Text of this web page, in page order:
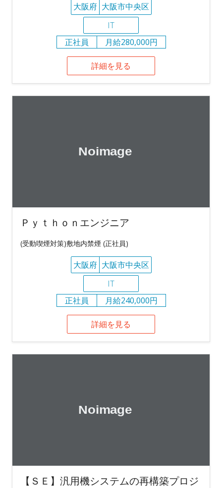
大阪府 大阪市中央区
IT
正社員
月給280,000円
詳細を見る
Ｐｙｔｈｏｎエンジニア
(受動喫煙対策)敷地内禁煙 (正社員)
大阪府 大阪市中央区
IT
正社員
月給240,000円
詳細を見る
【ＳＥ】汎用機システムの再構築プロジ